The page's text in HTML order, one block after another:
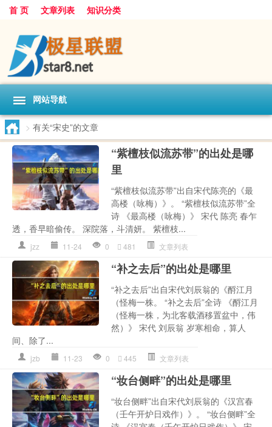
首 页 文章列表 知识分类
网站导航
> 有关“宋史”的文章
“紫檀枝似流苏带”的出处是哪
里
“紫檀枝似流苏带”出自宋代陈亮的《最
高楼（咏梅）》。 “紫檀枝似流苏带”全
诗 《最高楼（咏梅）》 宋代 陈亮 春乍
透，香早暗偷传。 深院落，斗清妍。 紫檀枝...
jzz 11-24 0 481 文章列表
“补之去后”的出处是哪里
“补之去后”出自宋代刘辰翁的《酹江月
（怪梅一株。 “补之去后”全诗 《酹江月
（怪梅一株，为北客载酒移置盆中，伟
然）》 宋代 刘辰翁 岁寒相命，算人
间、除了...
jzb 11-23 0 445 文章列表
“妆台侧畔”的出处是哪里
“妆台侧畔”出自宋代刘辰翁的《汉宫春
（壬午开炉日戏作）》。 “妆台侧畔”全